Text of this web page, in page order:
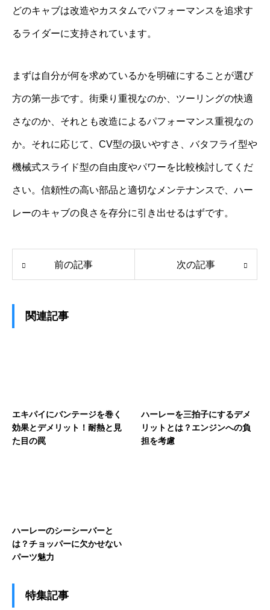
どのキャブは改造やカスタムでパフォーマンスを追求す
るライダーに支持されています。
まずは自分が何を求めているかを明確にすることが選び
方の第一歩です。街乗り重視なのか、ツーリングの快適
さなのか、それとも改造によるパフォーマンス重視なの
か。それに応じて、CV型の扱いやすさ、バタフライ型や
機械式スライド型の自由度やパワーを比較検討してくだ
さい。信頼性の高い部品と適切なメンテナンスで、ハー
レーのキャブの良さを存分に引き出せるはずです。
前の記事 次の記事
関連記事
エキパイにバンテージを巻く
効果とデメリット！耐熱と見
た目の罠
ハーレーを三拍子にするデメ
リットとは？エンジンへの負
担を考慮
ハーレーのシーシーバーと
は？チョッパーに欠かせない
パーツ魅力
特集記事